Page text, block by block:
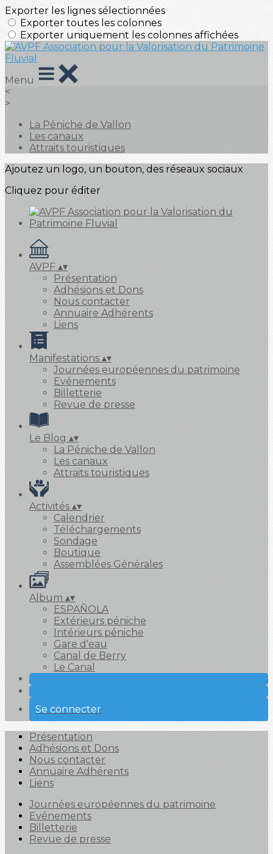
Exporter les lignes sélectionnées
Exporter toutes les colonnes
Exporter uniquement les colonnes affichées
Menu
<
>
La Péniche de Vallon
Les canaux
Attraits touristiques
Ajoutez un logo, un bouton, des réseaux sociaux
Cliquez pour éditer
AVPF ▴▾
Présentation
Adhésions et Dons
Nous contacter
Annuaire Adhérents
Liens
Manifestations ▴▾
Journées européennes du patrimoine
Evénements
Billetterie
Revue de presse
Le Blog ▴▾
La Péniche de Vallon
Les canaux
Attraits touristiques
Activités ▴▾
Calendrier
Téléchargements
Sondage
Boutique
Assemblées Générales
Album ▴▾
ESPAÑOLA
Extérieurs péniche
Intérieurs péniche
Gare d'eau
Canal de Berry
Le Canal
Se connecter
Présentation
Adhésions et Dons
Nous contacter
Annuaire Adhérents
Liens
Journées européennes du patrimoine
Evénements
Billetterie
Revue de presse